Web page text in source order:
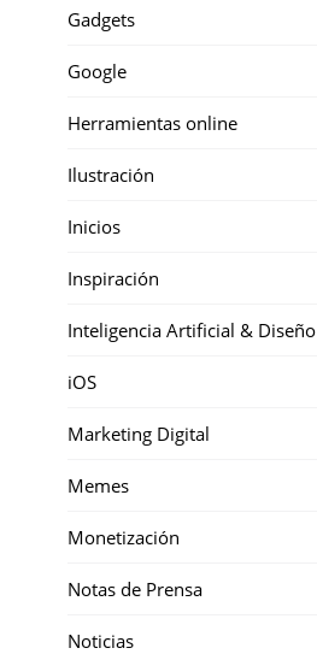
Gadgets
Google
Herramientas online
Ilustración
Inicios
Inspiración
Inteligencia Artificial & Diseño
iOS
Marketing Digital
Memes
Monetización
Notas de Prensa
Noticias